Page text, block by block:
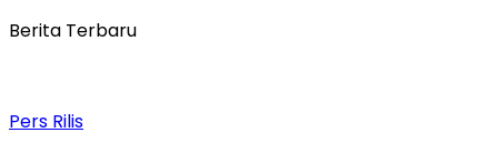
Berita Terbaru
Pers Rilis